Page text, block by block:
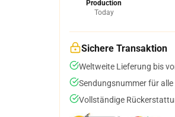
Production
Today
Sichere Transaktion
Weltweite Lieferung bis
Sendungsnummer für
Vollständige